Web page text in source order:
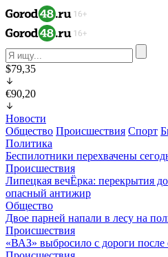
$79,35
€90,20
Новости
Общество Происшествия Спорт
Политика
Беспилотники перехвачены
Происшествия
Липецкая вечЁрка: перекрытия
опасный антижир
Общество
Двое парней напали в лесу на
Происшествия
«ВАЗ» выбросило с дороги после